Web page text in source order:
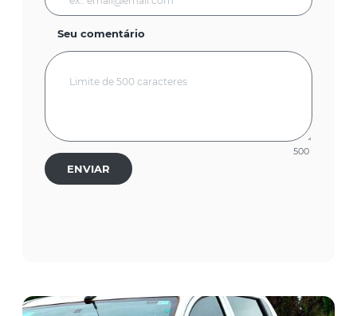
Seu comentário
500
ENVIAR